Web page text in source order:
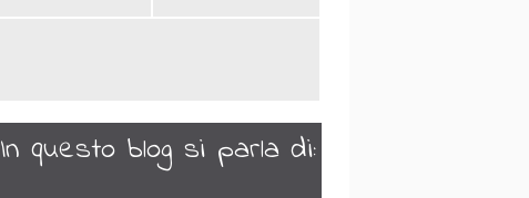
In questo blog si parla di: